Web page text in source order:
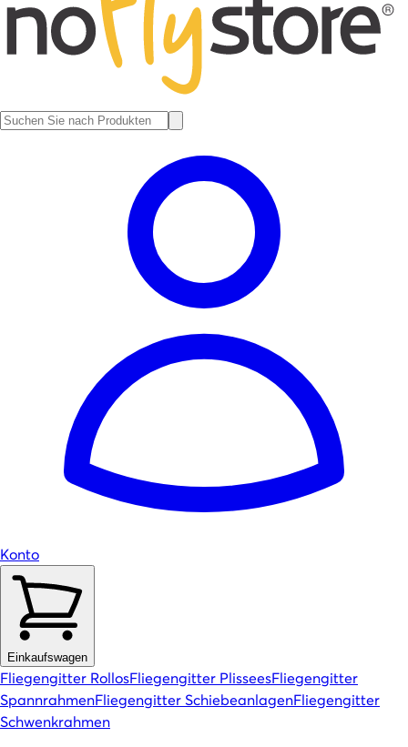
Konto
Einkaufswagen
Fliegengitter RollosFliegengitter PlisseesFliegengitter
SpannrahmenFliegengitter SchiebeanlagenFliegengitter
Schwenkrahmen